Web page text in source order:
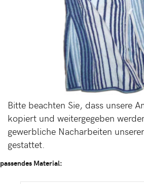
Bitte beachten Sie, dass unsere
kopiert und weitergegeben
gewerbliche Nacharbeiten
gestattet.
passendes Material: